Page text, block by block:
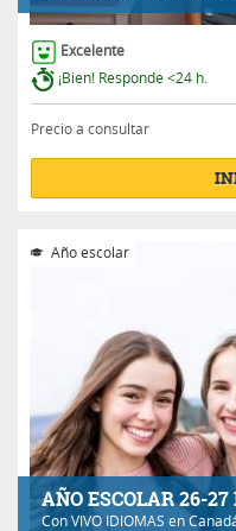
Excelente
¡Bien! Responde <24 h.
Precio a consultar
AÑO ESCOLAR 26-
ConVIVO IDIOMAS en
Año escolar